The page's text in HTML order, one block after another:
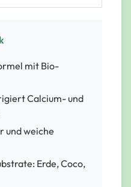
mit Bio-
Calcium- und
und weiche
Erde, Coco,